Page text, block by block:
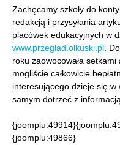
Zachęcamy szkoły do
redakcją i przysyłania
placówek edukacyjnych w
www.przeglad.olkuski.pl .
roku zaowocowała
mogliście całkowicie
interesującego dzieje się
samym dotrzeć z
{joomplu:49866}